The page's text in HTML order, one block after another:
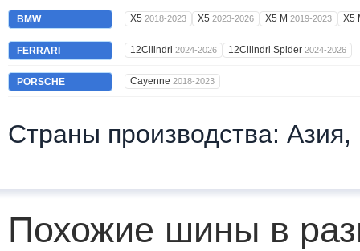
BMW X5 2018-2023 X5 2023-2026 X5 M 2019-2023 X5
FERRARI 12Cilindri 2024-2026 12Cilindri Spider 2024-2026
PORSCHE Cayenne 2018-2023
Страны производства: Азия,
Похожие шины в